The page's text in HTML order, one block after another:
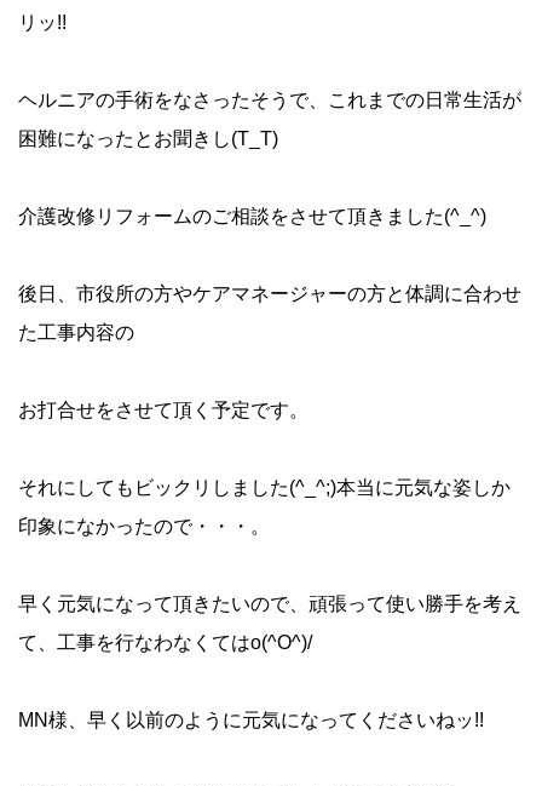
リッ!!
ヘルニアの手術をなさったそうで、これまでの日常生活が
困難になったとお聞きし(T_T)ゝ
介護改修リフォームのご相談をさせて頂きました(^_^)
後日、市役所の方やケアマネージャーの方と体調に合わせ
た工事内容の
お打合せをさせて頂く予定です。
それにしてもビックリしました(^_^;)本当に元気な姿しか
印象になかったので・・・。
早く元気になって頂きたいので、頑張って使い勝手を考え
て、工事を行なわなくてはo(^O^)/
MN様、早く以前のように元気になってくださいねッ!!